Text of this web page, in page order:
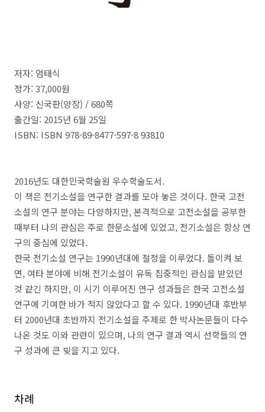
저자: 엄태식
정가: 37,000원
사양: 신국판(양장) / 680쪽
출간일: 2015년 6월 25일
ISBN: ISBN 978-89-8477-597-8 93810
2016년도 대한민국학술원 우수학술도서.
이 책은 전기소설을 연구한 결과를 모아 놓은 것이다. 한국 고전
소설의 연구 분야는 다양하지만,본격적으로 고전소설을 공부한
때부터 나의 관심은 주로 한문소설에 있었고, 전기소설은 항상 연
구의 중심에 있었다.
한국 전기소설 연구는 1990년대에 절정을 이루었다. 돌이켜 보
면, 여타 분야에 비해 전기소설이 유독 집중적인 관심을 받았던
것 같긴 하지만, 이 시기 이루어진 연구 성과들은 한국 고전소설
연구에 기여한 바가 적지 않았다고 할 수 있다. 1990년대 후반부
터 2000년대 초반까지 전기소설을 주제로 한 박사논문들이 다수
나온 것도 이와 관련이 있으며, 나의 연구 결과 역시 선학들의 연
구 성과에 큰 빚을 지고 있다.
차례